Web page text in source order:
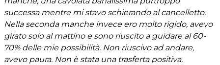
successa mentre mi stavo schierando al cancelletto.
Nella seconda manche invece ero molto rigido, avevo
girato solo al mattino e sono riuscito a guidare al 60-
70% delle mie possibilità. Non riuscivo ad andare,
avevo paura. Non è stata una trasferta positiva.